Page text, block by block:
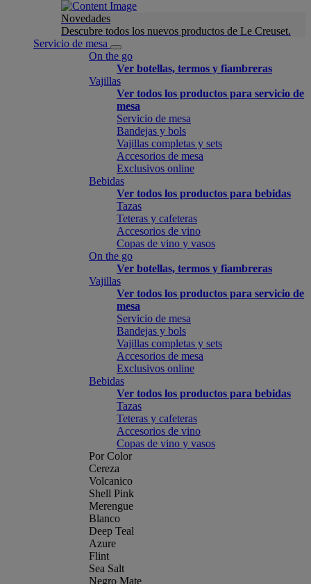
Novedades
Descubre todos los nuevos productos de Le Creuset.
Servicio de mesa
On the go
Ver botellas, termos y fiambreras
Vajillas
Ver todos los productos para servicio de
mesa
Servicio de mesa
Bandejas y bols
Vajillas completas y sets
Accesorios de mesa
Exclusivos online
Bebidas
Ver todos los productos para bebidas
Tazas
Teteras y cafeteras
Accesorios de vino
Copas de vino y vasos
On the go
Ver botellas, termos y fiambreras
Vajillas
Ver todos los productos para servicio de
mesa
Servicio de mesa
Bandejas y bols
Vajillas completas y sets
Accesorios de mesa
Exclusivos online
Bebidas
Ver todos los productos para bebidas
Tazas
Teteras y cafeteras
Accesorios de vino
Copas de vino y vasos
Por Color
Cereza
Volcanico
Shell Pink
Merengue
Blanco
Deep Teal
Azure
Flint
Sea Salt
Negro Mate